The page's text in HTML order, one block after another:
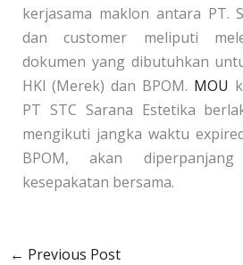
kerjasama maklon antara PT.
dan customer meliputi
dokumen yang dibutuhkan
HKI (Merek) dan BPOM. MOU
PT STC Sarana Estetika
mengikuti jangka waktu
BPOM, akan
kesepakatan bersama.
← Previous Post